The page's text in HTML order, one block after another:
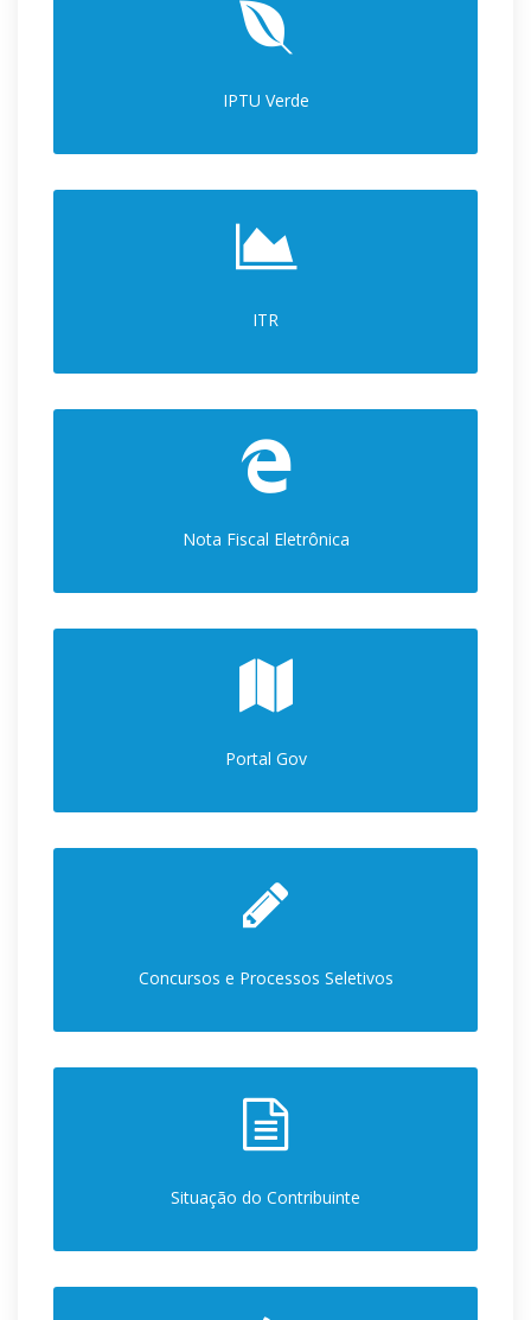
IPTU Verde
ITR
Nota Fiscal Eletrônica
Portal Gov
Concursos e Processos Seletivos
Situação do Contribuinte